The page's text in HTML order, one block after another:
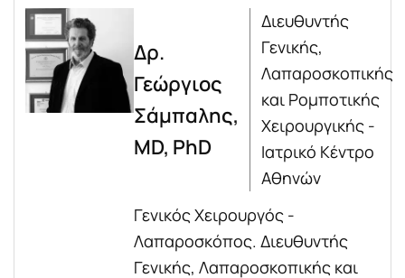
Δρ.
Γεώργιος
Σάμπαλης,
MD, PhD
Διευθυντής
Γενικής,
Λαπαροσκοπικής
και Ρομποτικής
Χειρουργικής -
Ιατρικό Κέντρο
Αθηνών
Γενικός Χειρουργός -
Λαπαροσκόπος. Διευθυντής
Γενικής, Λαπαροσκοπικής και